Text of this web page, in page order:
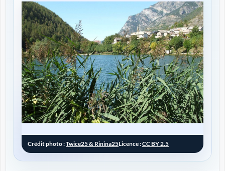
Crédit photo :Twice25 & Rinina25Licence :CC BY 2.5